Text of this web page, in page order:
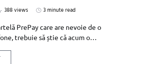
388 views
3 minute read
PrePay care are nevoie de o
trebuie să știe că acum o…